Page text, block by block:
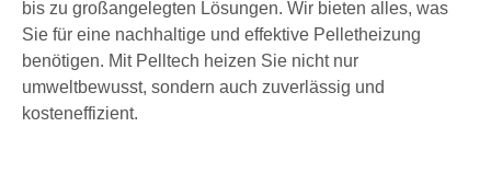
bis zu großangelegten Lösungen. Wir bieten alles, was
Sie für eine nachhaltige und effektive Pelletheizung
benötigen. Mit Pelltech heizen Sie nicht nur
umweltbewusst, sondern auch zuverlässig und
kosteneffizient.